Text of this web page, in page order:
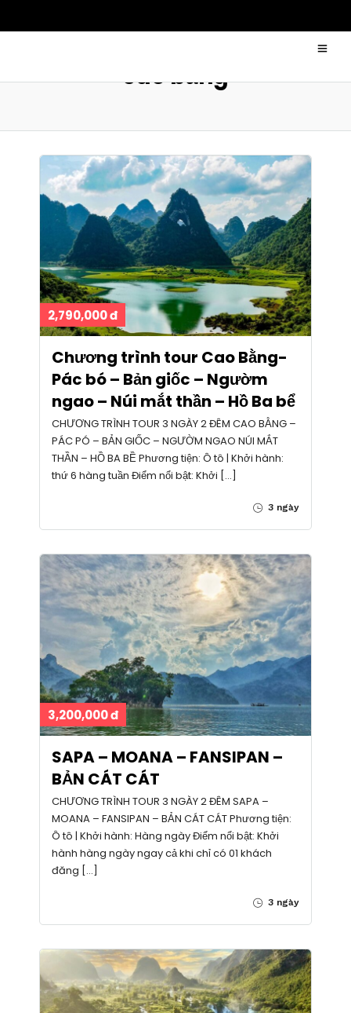
cao bằng
2,790,000 đ
Chương trình tour Cao Bằng-
Pác bó – Bản giốc – Ngườm
ngao – Núi mắt thần – Hồ Ba bể
CHƯƠNG TRÌNH TOUR 3 NGÀY 2 ĐÊM CAO BẰNG –
PÁC PÓ – BẢN GIỐC – NGƯỜM NGAO NÚI MẮT
THẦN – HỒ BA BỀ Phương tiện: Ô tô | Khởi hành:
thứ 6 hàng tuần Điểm nổi bật: Khởi […]
3 ngày
3,200,000 đ
SAPA – MOANA – FANSIPAN –
BẢN CÁT CÁT
CHƯƠNG TRÌNH TOUR 3 NGÀY 2 ĐÊM SAPA –
MOANA – FANSIPAN – BẢN CÁT CÁT Phương tiện:
Ô tô | Khởi hành: Hàng ngày Điểm nổi bật: Khởi
hành hàng ngày ngay cả khi chỉ có 01 khách
đăng […]
3 ngày